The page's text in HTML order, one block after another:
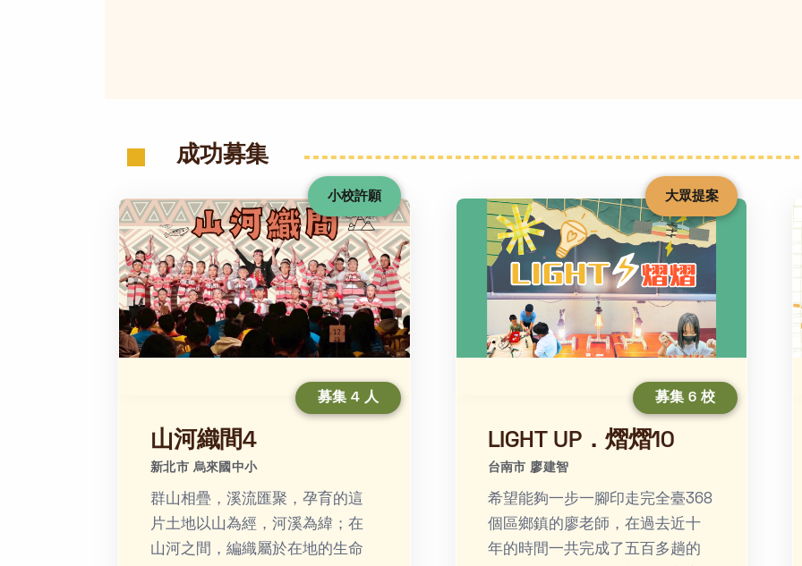
成功募集
小校許願
募集 4 人
山河織間4
新北市 烏來國中小
群山相疊，溪流匯聚，孕育的這
片土地以山為經，河溪為緯；在
山河之間，編織屬於在地的生命
大眾提案
募集 6 校
LIGHT UP．熠熠10
台南市 廖建智
希望能夠一步一腳印走完全臺368
個區鄉鎮的廖老師，在過去近十
年的時間一共完成了五百多趟的